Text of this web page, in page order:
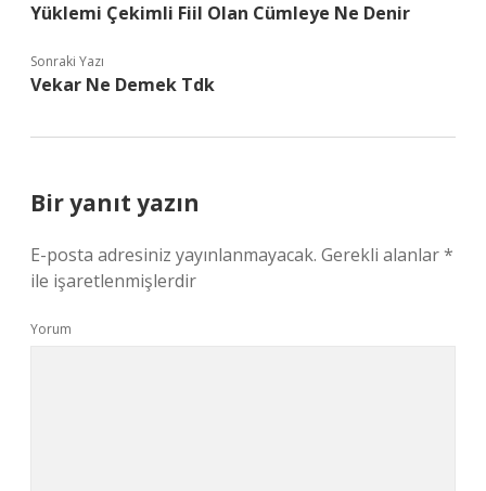
Yüklemi Çekimli Fiil Olan Cümleye Ne Denir
Sonraki Yazı
Vekar Ne Demek Tdk
Bir yanıt yazın
E-posta adresiniz yayınlanmayacak. Gerekli alanlar*
ile işaretlenmişlerdir
Yorum